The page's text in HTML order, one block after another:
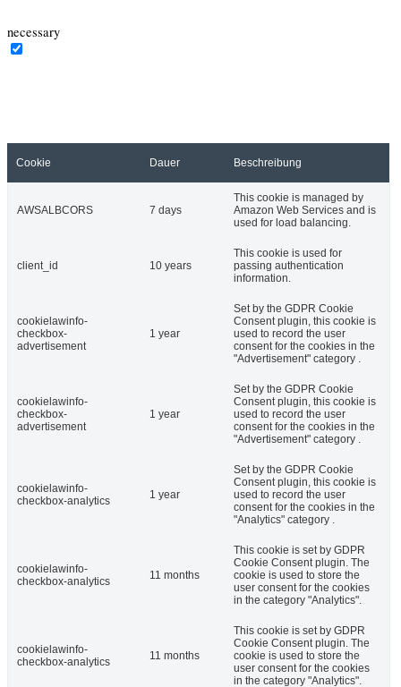
necessary
Cookie Dauer Beschreibung
AWSALBCORS 7 days
This cookie is managed by
Amazon Web Services and is
used for load balancing.
client_id 10 years
This cookie is used for
passing authentication
information.
cookielawinfo-
checkbox-
advertisement
1 year
Set by the GDPR Cookie
Consent plugin, this cookie is
used to record the user
consent for the cookies in the
"Advertisement" category .
cookielawinfo-
checkbox-
advertisement
1 year
Set by the GDPR Cookie
Consent plugin, this cookie is
used to record the user
consent for the cookies in the
"Advertisement" category .
cookielawinfo-
checkbox-analytics
1 year
Set by the GDPR Cookie
Consent plugin, this cookie is
used to record the user
consent for the cookies in the
"Analytics" category .
cookielawinfo-
checkbox-analytics
11 months
This cookie is set by GDPR
Cookie Consent plugin. The
cookie is used to store the
user consent for the cookies
in the category "Analytics".
cookielawinfo-
checkbox-analytics
11 months
This cookie is set by GDPR
Cookie Consent plugin. The
cookie is used to store the
user consent for the cookies
in the category "Analytics".